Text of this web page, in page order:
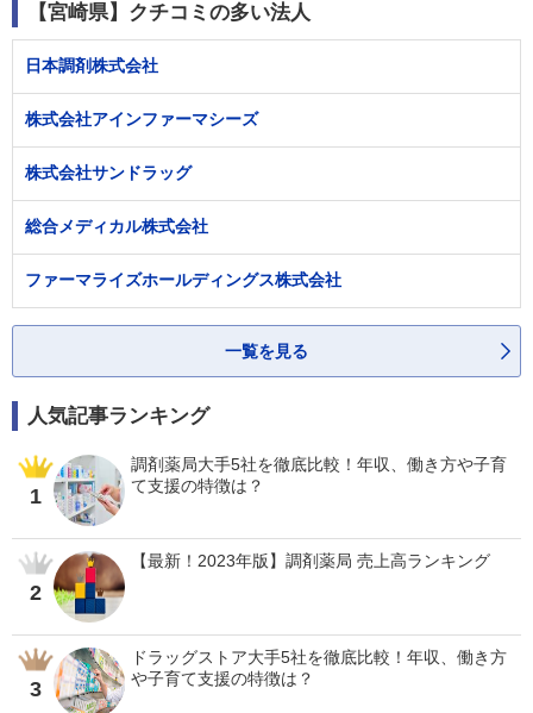
【宮崎県】クチコミの多い法人
日本調剤株式会社
株式会社アインファーマシーズ
株式会社サンドラッグ
総合メディカル株式会社
ファーマライズホールディングス株式会社
一覧を見る
人気記事ランキング
1
調剤薬局大手5社を徹底比較！年収、働き方や子育
て支援の特徴は？
2
【最新！2023年版】調剤薬局 売上高ランキング
3
ドラッグストア大手5社を徹底比較！年収、働き方
や子育て支援の特徴は？